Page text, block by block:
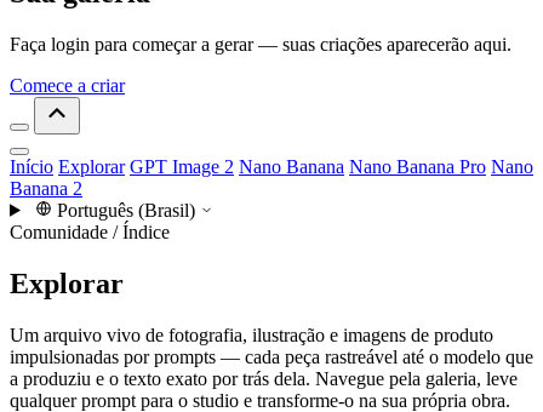
Faça login para começar a gerar — suas criações aparecerão aqui.
Comece a criar
Início Explorar GPT Image 2 Nano Banana Nano Banana Pro Nano
Banana 2
Português (Brasil)
Comunidade / Índice
Explorar
Um arquivo vivo de fotografia, ilustração e imagens de produto
impulsionadas por prompts — cada peça rastreável até o modelo que
a produziu e o texto exato por trás dela. Navegue pela galeria, leve
qualquer prompt para o studio e transforme-o na sua própria obra.